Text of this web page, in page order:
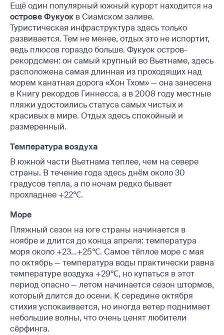
Ещё один популярный южный курорт находится на
острове Фукуок в Сиамском заливе.
Туристическая инфраструктура здесь только
развивается. Тем не менее, отдых это не испортит,
ведь плюсов гораздо больше. Фукуок остров-
рекордсмен: он самый крупный во Вьетнаме, здесь
расположена самая длинная из проходящих над
морем канатная дорога «Хон Тхом» — она занесена
в Книгу рекордов Гиннесса, а в 2008 году местные
пляжи удостоились статуса самых чистых и
красивых в мире. Отдых здесь спокойный и
размеренный.
Температура воздуха
В южной части Вьетнама теплее, чем на севере
страны. В течение года здесь днём около 30
градусов тепла, а по ночам редко бывает
прохладнее +22℃.
Море
Пляжный сезон на юге страны начинается в
ноябре и длится до конца апреля: температура
моря около +23…+25℃. Самое тёплое море с мая
по октябрь — температура воды практически равна
температуре воздуха +29℃, но купаться в этот
период опасно — летом начинается сезон штормов,
который длится до осени. К середине октября
стихия успокаивается, но иногда ветер поднимает
небольшие волны, что очень ценят любители
сёрфинга.